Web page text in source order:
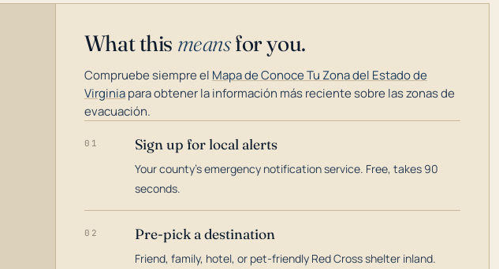
What this meansfor you.
Compruebe siempre el Mapa de Conoce Tu Zona del Estado de
Virginiapara obtener la información más reciente sobre las zonas de
evacuación.
01 Sign up for local alerts
Your county's emergency notification service. Free, takes 90
seconds.
02 Pre-pick a destination
Friend, family, hotel, or pet-friendly Red Cross shelter inland.